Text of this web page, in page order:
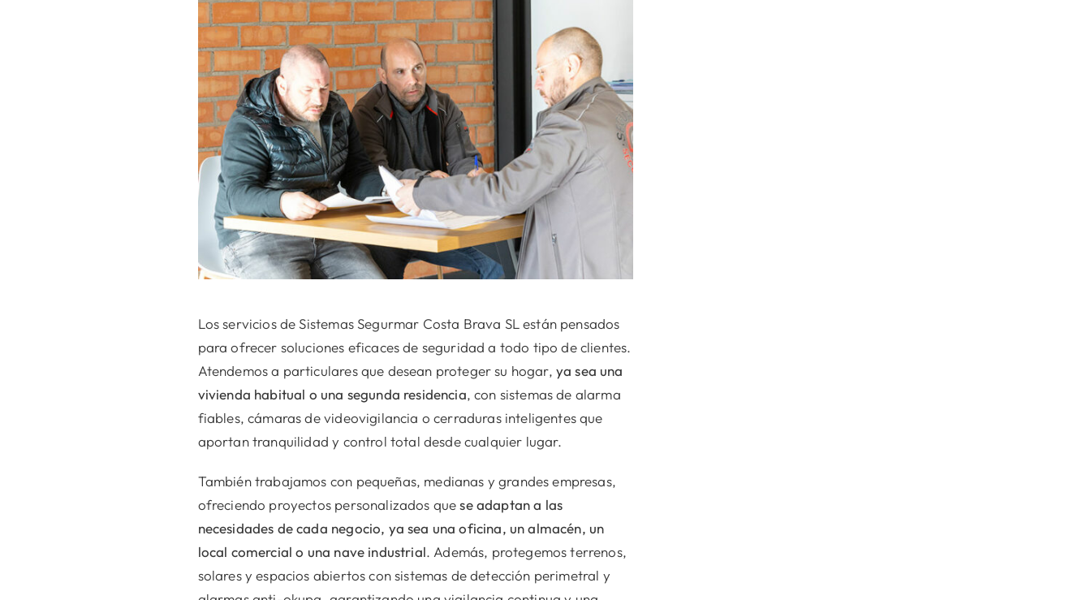
Los servicios de Sistemas Segurmar Costa Brava SL están pensados
para ofrecer soluciones eficaces de seguridad a todo tipo de clientes.
Atendemos a particulares que desean proteger su hogar, ya sea una
vivienda habitual o una segunda residencia, con sistemas de alarma
fiables, cámaras de videovigilancia o cerraduras inteligentes que
aportan tranquilidad y control total desde cualquier lugar.
También trabajamos con pequeñas, medianas y grandes empresas,
ofreciendo proyectos personalizados quese adaptan a las
necesidades de cada negocio, ya sea una oficina, un almacén, un
local comercial o una nave industrial. Además, protegemos terrenos,
solares y espacios abiertos con sistemas de detección perimetral y